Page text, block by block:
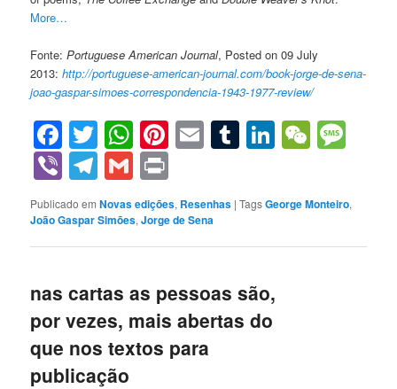
More…
Fonte:Portuguese American Journal, Posted on 09 July
2013:http://portuguese-american-journal.com/book-jorge-de-sena-
joao-gaspar-simoes-correspondencia-1943-1977-review/
Facebook
Twitter
WhatsApp
Pinterest
EmailTumblr
LinkedIn
ViberTelegram
Gmail
Publicado em Novas edições, Resenhas |TagsGeorge Monteiro,
João Gaspar Simões,Jorge de Sena
nas cartas as pessoas são,
por vezes, mais abertas do
que nos textos para
publicação